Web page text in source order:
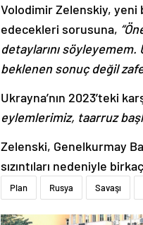
Volodimir Zelenskiy, yeni
edecekleri sorusuna,
detaylarını
beklenen sonuç değil
Ukrayna’nın 2023’teki
eylemlerimiz, taarruz
Zelenski, Genelkurmay
sızıntıları nedeniyle
Plan Rusya Savaşı